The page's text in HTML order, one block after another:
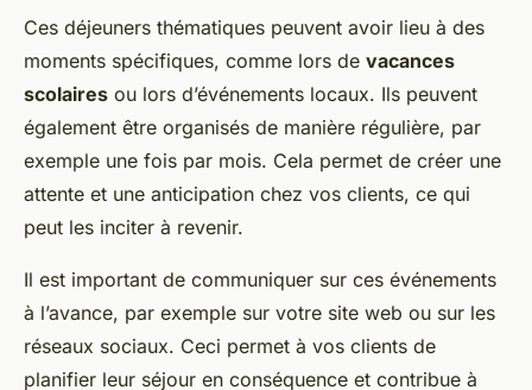
Ces déjeuners thématiques peuvent avoir lieu à des
moments spécifiques, comme lors de vacances
scolaires ou lors d’événements locaux. Ils peuvent
également être organisés de manière régulière, par
exemple une fois par mois. Cela permet de créer une
attente et une anticipation chez vos clients, ce qui
peut les inciter à revenir.
Il est important de communiquer sur ces événements
à l’avance, par exemple sur votre site web ou sur les
réseaux sociaux. Ceci permet à vos clients de
planifier leur séjour en conséquence et contribue à